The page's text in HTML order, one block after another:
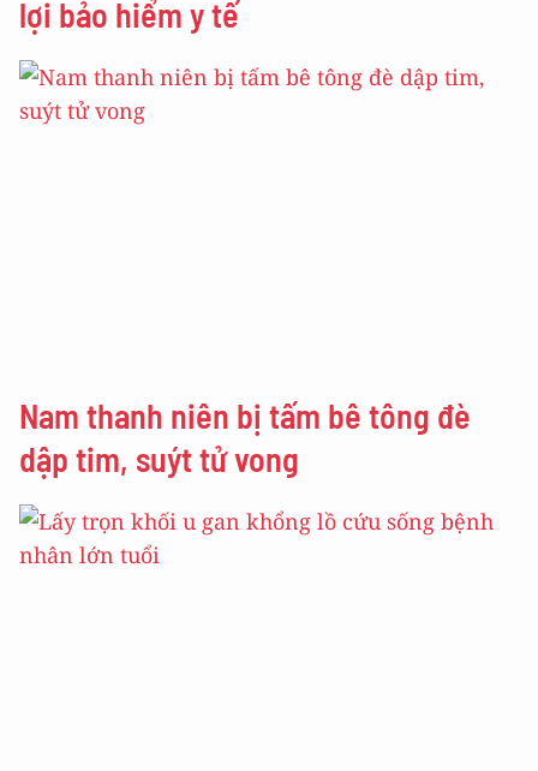
lợi bảo hiểm y tế
Nam thanh niên bị tấm bê tông đè
dập tim, suýt tử vong